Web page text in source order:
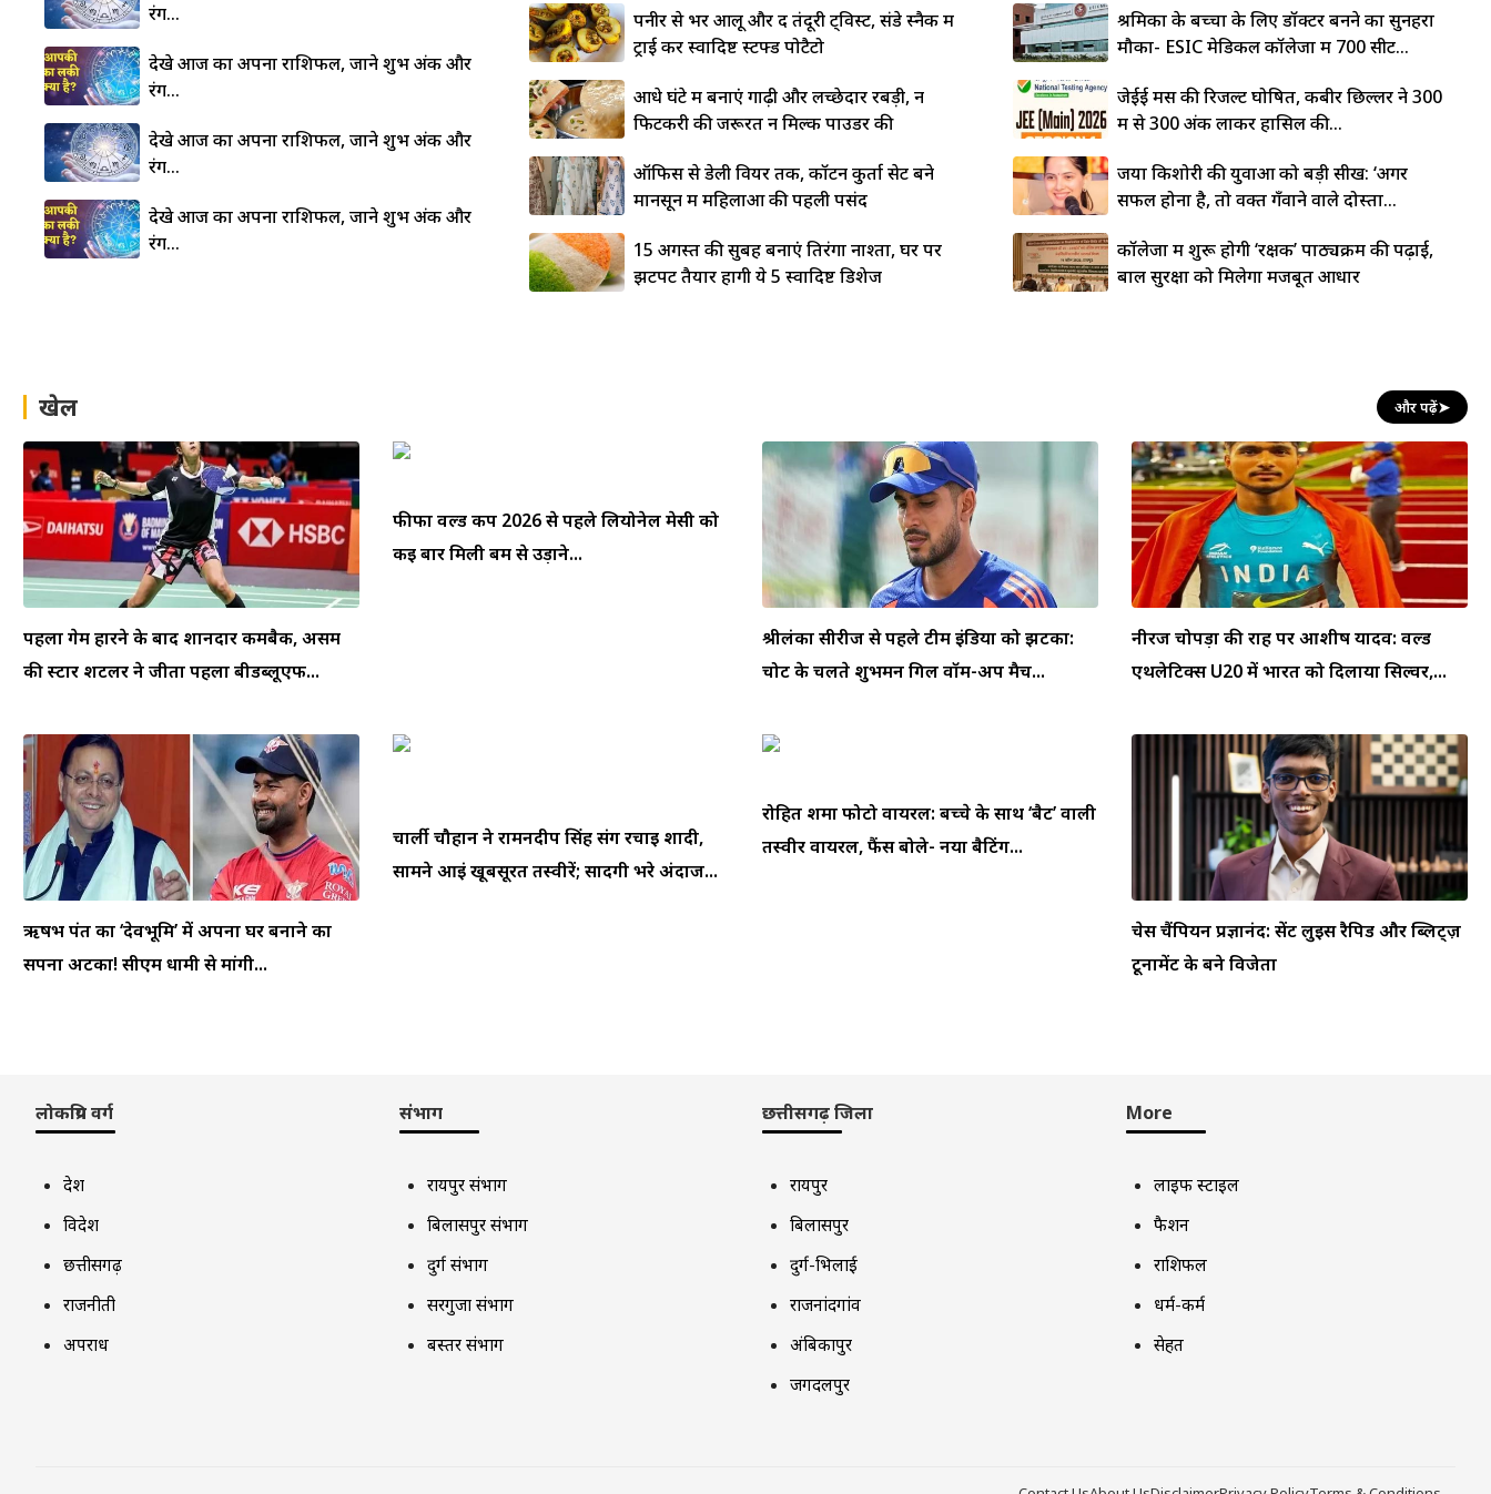
रंग…
देखे आज का अपना राशिफल, जाने शुभ अंक और
रंग…
देखे आज का अपना राशिफल, जाने शुभ अंक और
रंग…
देखे आज का अपना राशिफल, जाने शुभ अंक और
रंग…
पनीर से भरें आलू और दें तंदूरी ट्विस्ट, संडे स्नैक में
ट्राई करें स्वादिष्ट स्टफ्ड पोटैटो
आधे घंटे में बनाएं गाढ़ी और लच्छेदार रबड़ी, न
फिटकरी की जरूरत न मिल्क पाउडर की
ऑफिस से डेली वियर तक, कॉटन कुर्ता सेट बने
मानसून में महिलाओं की पहली पसंद
15 अगस्त की सुबह बनाएं तिरंगा नाश्ता, घर पर
झटपट तैयार होंगी ये 5 स्वादिष्ट डिशेज
श्रमिकों के बच्चों के लिए डॉक्टर बनने का सुनहरा
मौका- ESIC मेडिकल कॉलेजों में 700 सीटें...
जेईई मेंस की रिजल्ट घोषित, कबीर छिल्लर ने 300
में से 300 अंक लाकर हासिल की...
जया किशोरी की युवाओं को बड़ी सीख: ‘अगर
सफल होना है, तो वक्त गँवाने वाले दोस्तों...
कॉलेजों में शुरू होगी ‘रक्षक’ पाठ्यक्रम की पढ़ाई,
बाल सुरक्षा को मिलेगा मजबूत आधार
खेल और पढ़ें➤
पहला गेम हारने के बाद शानदार कमबैक, असम
की स्टार शटलर ने जीता पहला बीडब्लूएफ...
फीफा वर्ल्ड कप 2026 से पहले लियोनेल मेसी को
कई बार मिली बम से उड़ाने...
श्रीलंका सीरीज से पहले टीम इंडिया को झटका:
चोट के चलते शुभमन गिल वॉर्म-अप मैच...
नीरज चोपड़ा की राह पर आशीष यादव: वर्ल्ड
एथलेटिक्स U20 में भारत को दिलाया सिल्वर,...
ऋषभ पंत का ‘देवभूमि’ में अपना घर बनाने का
सपना अटका! सीएम धामी से मांगी...
चार्ली चौहान ने रामनदीप सिंह संग रचाई शादी,
सामने आईं खूबसूरत तस्वीरें; सादगी भरे अंदाज...
रोहित शर्मा फोटो वायरल: बच्चे के साथ ‘बैट’ वाली
तस्वीर वायरल, फैंस बोले- नया बैटिंग...
चेस चैंपियन प्रज्ञानंद: सेंट लुइस रैपिड और ब्लिट्ज़
टूर्नामेंट के बने विजेता
लोकप्रिय वर्ग
देश
विदेश
छत्तीसगढ़
राजनीती
अपराध
संभाग
रायपुर संभाग
बिलासपुर संभाग
दुर्ग संभाग
सरगुजा संभाग
बस्तर संभाग
छत्तीसगढ़ जिला
रायपुर
बिलासपुर
दुर्ग-भिलाई
राजनांदगांव
अंबिकापुर
जगदलपुर
More
लाइफ स्टाइल
फैशन
राशिफल
धर्म-कर्म
सेहत